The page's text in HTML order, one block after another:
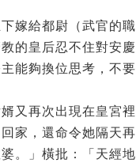
嫁給都尉（武官的
的皇后忍不住對安
能夠換位思考，不
又再次出現在皇宮
家，還命令她隔天
。」橫批：「天經